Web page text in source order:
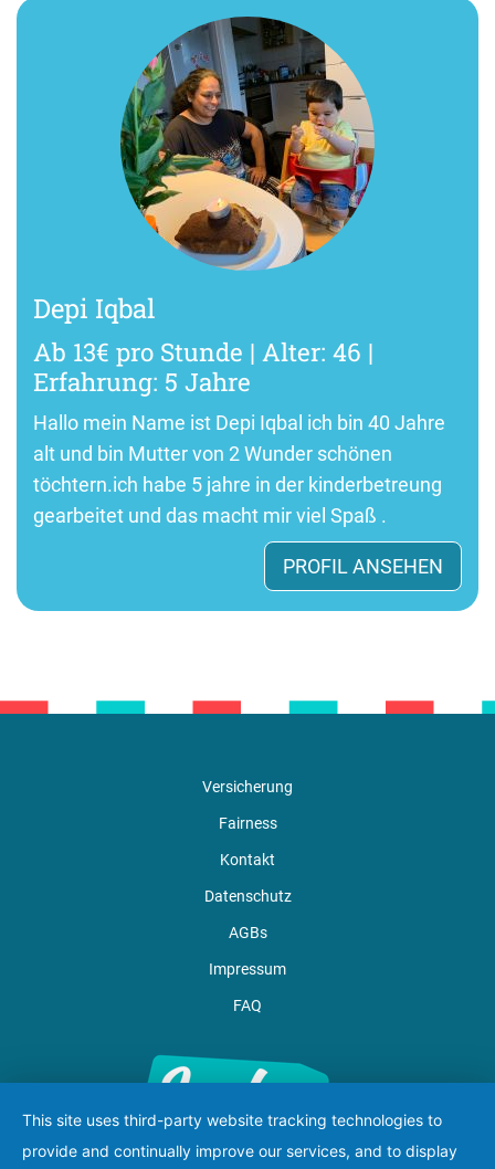
Depi Iqbal
Ab 13€ pro Stunde | Alter: 46 |
Erfahrung: 5 Jahre
Hallo mein Name ist Depi Iqbal ich bin 40 Jahre
alt und bin Mutter von 2 Wunder schönen
töchtern.ich habe 5 jahre in der kinderbetreung
gearbeitet und das macht mir viel Spaß .
PROFIL ANSEHEN
Versicherung
Fairness
Kontakt
Datenschutz
AGBs
Impressum
FAQ
This site uses third-party website tracking technologies to
provide and continually improve our services, and to display